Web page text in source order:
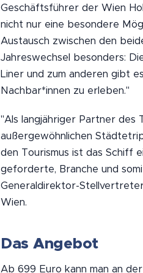
Geschäftsführer der Wien
nicht nur eine besondere
Austausch zwischen den
Jahreswechsel besonders:
Liner und zum anderen gibt
Nachbar*innen zu erleben."
"Als langjähriger Partner des
außergewöhnlichen
den Tourismus ist das Schiff
geforderte, Branche und
Generaldirektor-
Wien.
Das Angebot
Ab 699 Euro kann man an